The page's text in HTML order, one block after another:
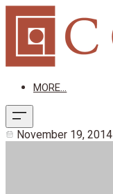
MORE...
November 19, 2014